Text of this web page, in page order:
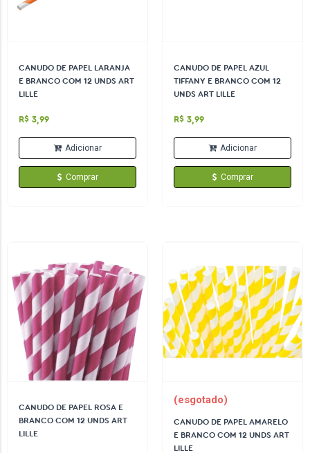
CANUDO DE PAPEL LARANJA
E BRANCO COM 12 UNDS ART
LILLE
R$ 3,99
Adicionar
Comprar
CANUDO DE PAPEL AZUL
TIFFANY E BRANCO COM 12
UNDS ART LILLE
R$ 3,99
Adicionar
Comprar
CANUDO DE PAPEL ROSA E
BRANCO COM 12 UNDS ART
LILLE
(esgotado)
CANUDO DE PAPEL AMARELO
E BRANCO COM 12 UNDS ART
LILLE